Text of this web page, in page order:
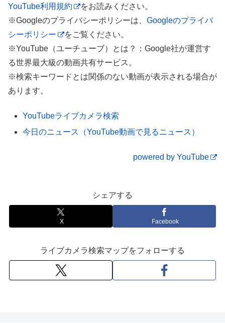
【東京空撮】絶景 TOKYO DAYTIME
AERIALS 8K60P RAW 2023
YouTube利用規約
をお読みください。
※Googleのプライバシーポリシーは、 Googleのプライバ
シーポリシー
をご覧ください。
※YouTube（ユーチューブ）とは？：Google社が運営す
る世界最大級の動画共有サービス。
※検索キーワードとは関係のない動画が表示される場合が
あります。
YouTubeライブカメラ検索
今日のニュース（YouTube動画で見るニュース）
powered by YouTube
シェアする
X Facebook
ライブカメラ検索マップをフォローする